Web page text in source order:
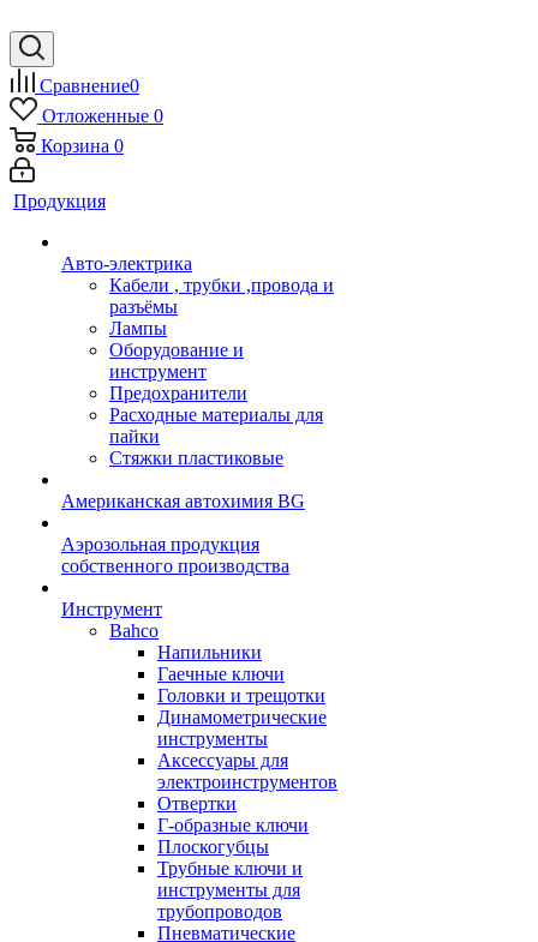
Сравнение0
Отложенные 0
Корзина 0
Продукция
Авто-электрика
Кабели , трубки ,провода и
разъёмы
Лампы
Оборудование и
инструмент
Предохранители
Расходные материалы для
пайки
Стяжки пластиковые
Американская автохимия BG
Аэрозольная продукция
собственного производства
Инструмент
Bahco
Напильники
Гаечные ключи
Головки и трещотки
Динамометрические
инструменты
Аксессуары для
электроинструментов
Отвертки
Г-образные ключи
Плоскогубцы
Трубные ключи и
инструменты для
трубопроводов
Пневматические